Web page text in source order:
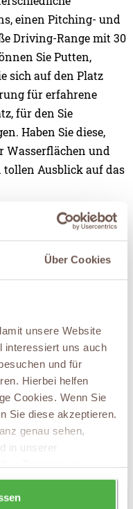
Über Cookies
unsere Website
interessiert uns auch
und für
Hierbei helfen
Cookies. Wenn Sie
Sie diese akzeptieren.
genau sehen,
in unserer
einen Pitching- und
Driving-Range mit 30
Sie Putten,
sich auf den Platz
für erfahrene
für den Sie
Haben Sie diese,
Wasserflächen und
Ausblick auf das
Ferien- und
in Ihren Ferien
Golfanlagen in der
oder der Golf-Club
Plätzen aus
auf die Höhen
und können
weitere Aktivitäten
entdecken. Was
gepflegten Runde
einzukehren und
Aktiv an der Mosel